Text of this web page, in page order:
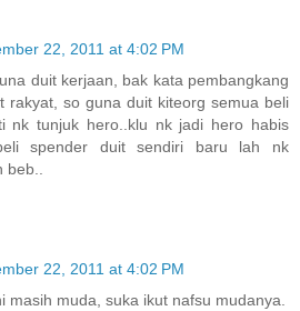
22, 2011 at 4:02 PM
duit kerjaan, bak kata pembangkang
rakyat, so guna duit kiteorg semua beli
nk tunjuk hero..klu nk jadi hero habis
spender duit sendiri baru lah nk
22, 2011 at 4:02 PM
masih muda, suka ikut nafsu mudanya.